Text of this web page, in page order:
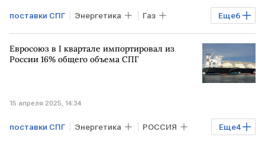
Еще6
поставки СПГ Энергетика Газ
Экономика КИТАЙ КНР РФ
РОССИЯ СПГ
Евросоюз в I квартале импортировал из
России 16% общего объема СПГ
15 апреля 2025, 14:34
Еще4
поставки СПГ Энергетика РОССИЯ